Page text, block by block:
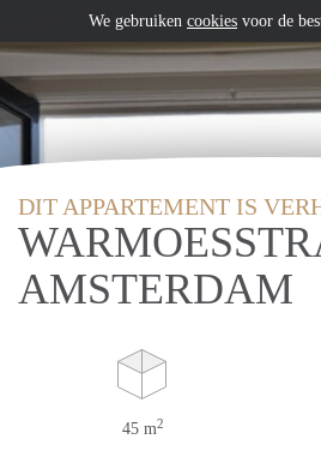
DIT APPARTEMENT IS
AMSTERDAM
45 m2
We gebruiken cookies voor de